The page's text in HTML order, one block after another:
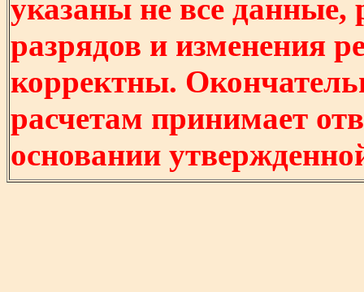
указаны не все
разрядов и изменения
корректны.
расчетам принимает
основании